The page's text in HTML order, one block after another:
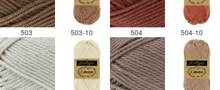
503 503-10 504 504-10